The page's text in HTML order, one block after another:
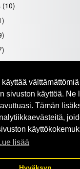
sivuston käyttöä. Ne
Tämän
lisää
(10)